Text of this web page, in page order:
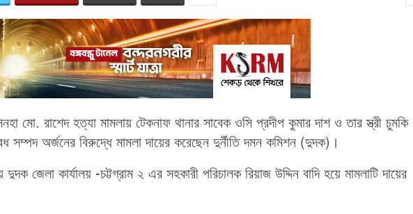
মো. রাশেদ হত্যা মামলায় টেকনাফ থানার সাবেক ওসি প্রদীপ কুমার দাশ ও তার স্ত্রী চুমকি
সম্পদ অর্জনের বিরুদ্ধে মামলা দায়ের করেছেন দুর্নীতি দমন কমিশন (দুদক)।
জেলা কার্যালয় -চট্টগ্রাম ২ এর সহকারী পরিচালক রিয়াজ উদ্দিন বাদি হয়ে মামলাটি দায়ের